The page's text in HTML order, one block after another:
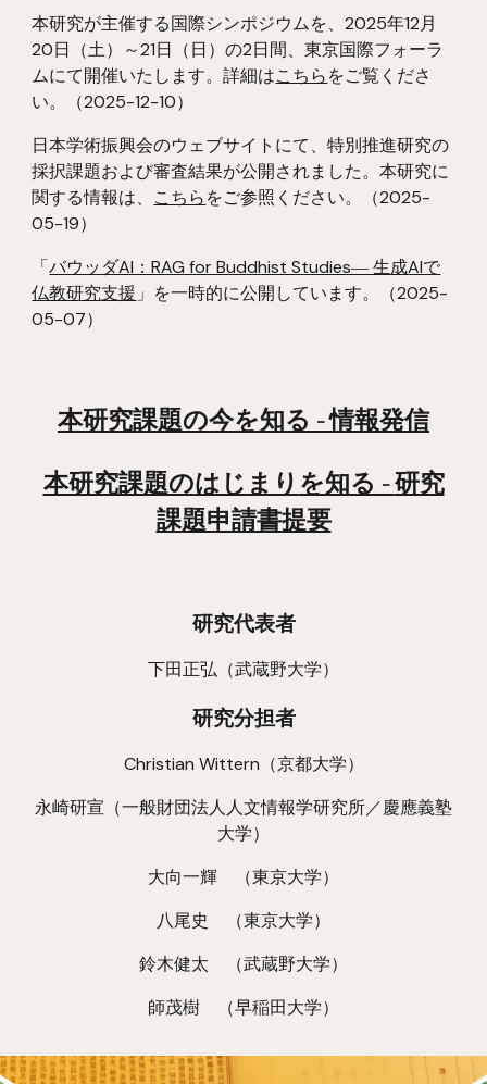
本研究が主催する国際シンポジウムを、2025年12月
20日（土）～21日（日）の2日間、東京国際フォーラ
ムにて開催いたします。詳細はこちらをご覧 くださ
い。
（2025-12-10）
日本学術振興会のウェブサイトにて、特別推進研究の
採択課題および審査結果が公開されました。本研究に
関する情報は、 こちらをご参照ください。
（2025-
05-19）
「バウッダAI：RAG for Buddhist Studies― 生成AIで
仏教研究支援 」を一時的に公開しています。（2025-
05-07）
本研究課題の今を知る - 情報発信
本研究課題のはじまり を知る -研究
課題申請書提要
研究代表者
下田正弘（武蔵野大学）
研究分担者
Christian Wittern（京都大学）
永崎研宣（一般財団法人人文情報学研究所／慶應義塾
大学）
大向一輝
（東京大学）
八尾史 （東京大学）
鈴木健太 （武蔵野大学）
師茂樹 （早稲田大学）